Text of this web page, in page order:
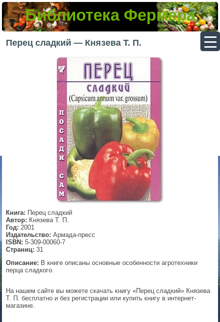
Библиотека Фермера
Перец сладкий — Князева Т. П.
Книга: Перец сладкий
Автор: Князева Т. П.
Год: 2001
Издательство: Армада-пресс
ISBN: 5-309-00060-7
Страниц: 31
Описание: В книге описаны основные особенности агротехники
перца сладкого.
На нашем сайте вы можете скачать книгу «Перец сладкий» Князева
Т. П. бесплатно и без регистрации или купить книгу в интернет-
магазине.
▼
▼